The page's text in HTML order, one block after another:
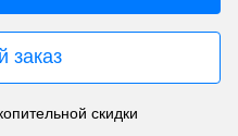
заказ
скидки